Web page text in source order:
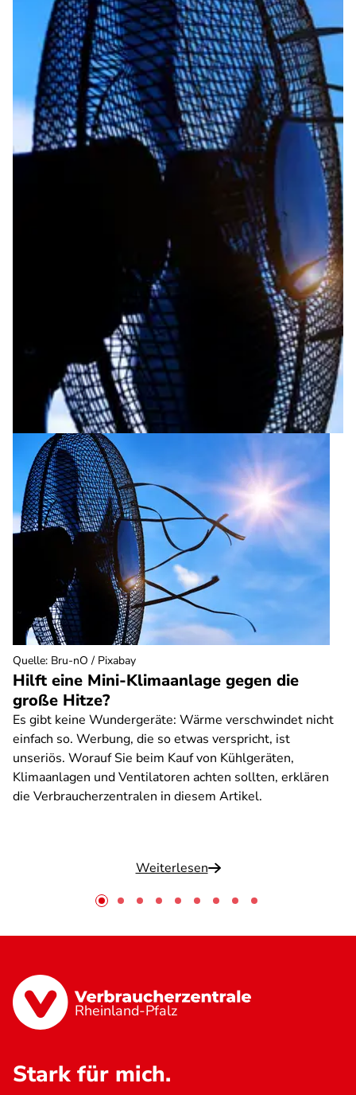
Hilft eine Mini-Klimaanlage gegen die
große Hitze?
Es gibt keine Wundergeräte: Wärme verschwindet nicht
einfach so. Werbung, die so etwas verspricht, ist
unseriös. Worauf Sie beim Kauf von Kühlgeräten,
Klimaanlagen und Ventilatoren achten sollten, erklären
die Verbraucherzentralen in diesem Artikel.
Weiterlesen
Quelle: Bru-nO / Pixabay
Rheinland-Pfalz
Stark für mich.